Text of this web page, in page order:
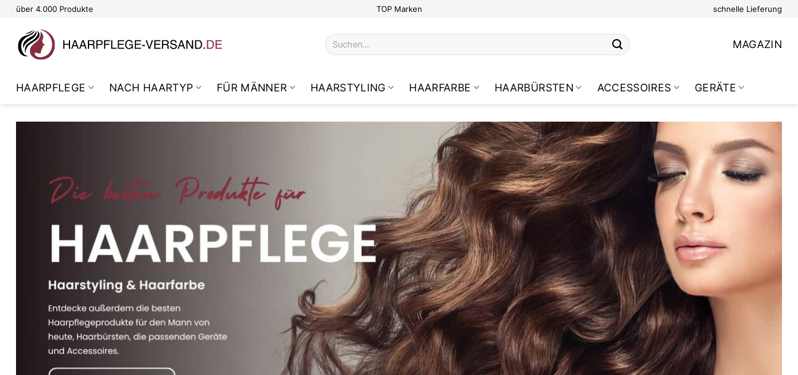
Zum
springen
über 4.000 Produkte TOP Marken schnelle Lieferung
Suchen
nach:
MAGAZIN
HAARPFLEGE NACH HAARTYP FÜR MÄNNER HAARSTYLING HAARFARBE HAARBÜRSTEN ACCESSOIRES GERÄTE